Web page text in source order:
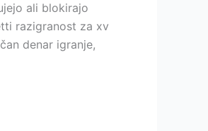
ali blokirajo
razigranost za xv
denar igranje,